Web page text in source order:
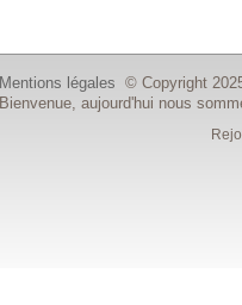
Mentions légales © Copyright
Bienvenue, aujourd'hui nous